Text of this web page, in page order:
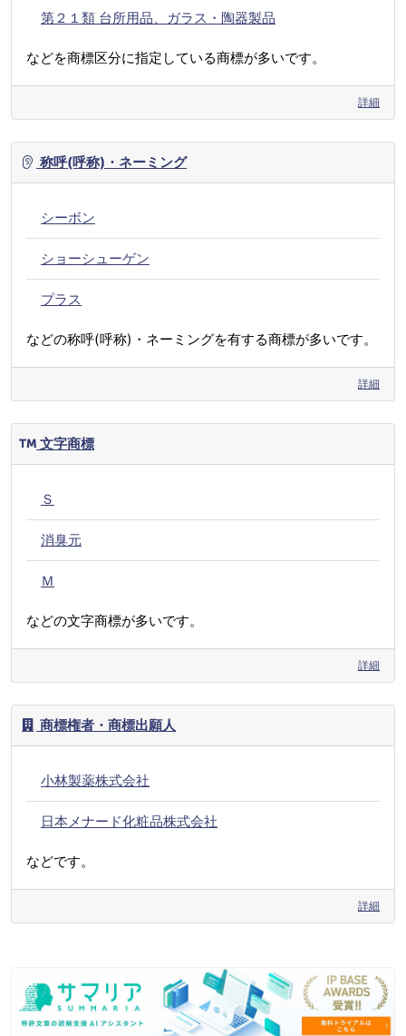
第２１類 台所用品、ガラス・陶器製品
などを商標区分に指定している商標が多いです。
詳細
称呼(呼称)・ネーミング
シーボン
ショーシューゲン
プラス
などの称呼(呼称)・ネーミングを有する商標が多いです。
詳細
文字商標
Ｓ
消臭元
Ｍ
などの文字商標が多いです。
詳細
商標権者・商標出願人
小林製薬株式会社
日本メナード化粧品株式会社
などです。
詳細